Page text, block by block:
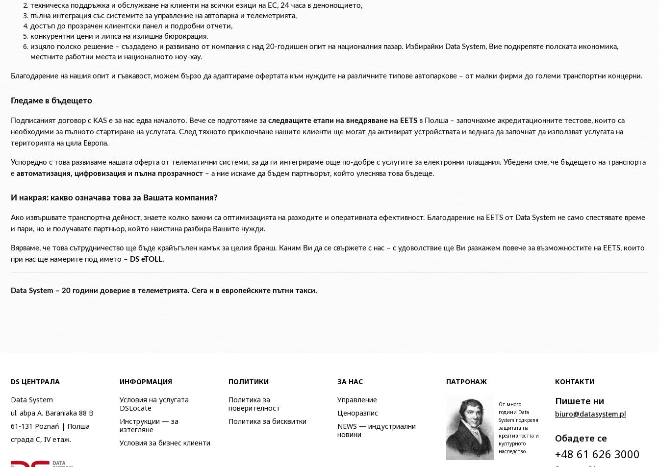
техническа поддръжка и обслужване на клиенти на всички езици на ЕС, 24 часа в денонощието,
пълна интеграция със системите за управление на автопарка и телеметрията,
достъп до прозрачен клиентски панел и подробни отчети,
конкурентни цени и липса на излишна бюрокрация.
изцяло полско решение – създадено и развивано от компания с над 20-годишен опит на националния пазар. Избирайки Data System, Вие подкрепяте полската икономика,
местните работни места и националното ноу-хау.
Благодарение на нашия опит и гъвкавост, можем бързо да адаптираме офертата към нуждите на различните типове автопаркове – от малки фирми до големи транспортни концерни.
Гледаме в бъдещето
Подписаният договор с KAS е за нас едва началото. Вече се подготвяме за следващите етапи на внедряване на EETS в Полша – започнахме акредитационните тестове, които са
необходими за пълното стартиране на услугата. След тяхното приключване нашите клиенти ще могат да активират устройствата и веднага да започнат да използват услугата на
територията на цяла Европа.
Успоредно с това развиваме нашата оферта от телематични системи, за да ги интегрираме още по-добре с услугите за електронни плащания. Убедени сме, че бъдещето на транспорта
е автоматизация, цифровизация и пълна прозрачност – а ние искаме да бъдем партньорът, който улеснява това бъдеще.
И накрая: какво означава това за Вашата компания?
Ако извършвате транспортна дейност, знаете колко важни са оптимизацията на разходите и оперативната ефективност. Благодарение на EETS от Data System не само спестявате време
и пари, но и получавате партньор, който наистина разбира Вашите нужди.
Вярваме, че това сътрудничество ще бъде крайъгълен камък за целия бранш. Каним Ви да се свържете с нас – с удоволствие ще Ви разкажем повече за възможностите на EETS, които
при нас ще намерите под името – DS eTOLL.
Data System – 20 години доверие в телеметрията. Сега и в европейските пътни такси.
DS ЦЕНТРАЛА
Data System
ul. abpa A. Baraniaka 88 B
61-131 Poznań | Полша
сграда C, IV етаж.
ИНФОРМАЦИЯ
Условия на услугата
DSLocate
Инструкции — за
изтегляне
Условия за бизнес клиенти
ПОЛИТИКИ
Политика за
поверителност
Политика за бисквитки
ЗА НАС
Управление
Ценоразпис
NEWS — индустриални
новини
ПАТРОНАЖ
От много
години Data
System подкрепя
защитата на
креативността и
културното
наследство.
КОНТАКТИ
Пишете ни
biuro@datasystem.pl
Обадете се
+48 61 626 3000